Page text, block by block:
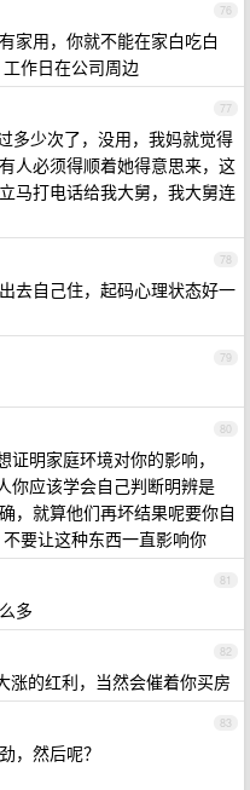
76
家用，你就不能在家白吃白
作日在公司周边
77
多少次了，没用，我妈就觉得
人必须得顺着她得意思来，这
马打电话给我大舅，我大舅连
78
去自己住，起码心理状态好一
79
80
明家庭环境对你的影响，
你应该学会自己判断明辨是
，就算他们再坏结果呢要你自
要让这种东西一直影响你
81
多
82
涨的红利，当然会催着你买房
83
，然后呢？